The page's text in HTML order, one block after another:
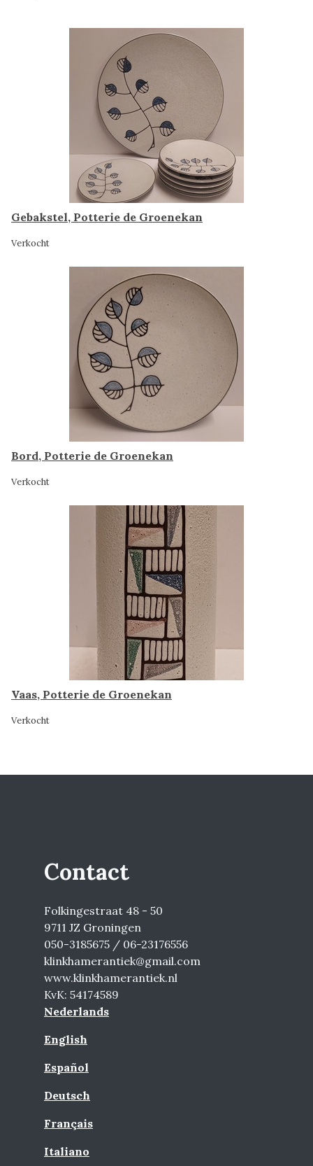
Gebakstel, Potterie de Groenekan
Verkocht
Bord, Potterie de Groenekan
Verkocht
Vaas, Potterie de Groenekan
Verkocht
Contact
Folkingestraat 48 - 50
9711 JZ Groningen
050-3185675 / 06-23176556
klinkhamerantiek@gmail.com
www.klinkhamerantiek.nl
KvK: 54174589
Nederlands
English
Español
Deutsch
Français
Italiano